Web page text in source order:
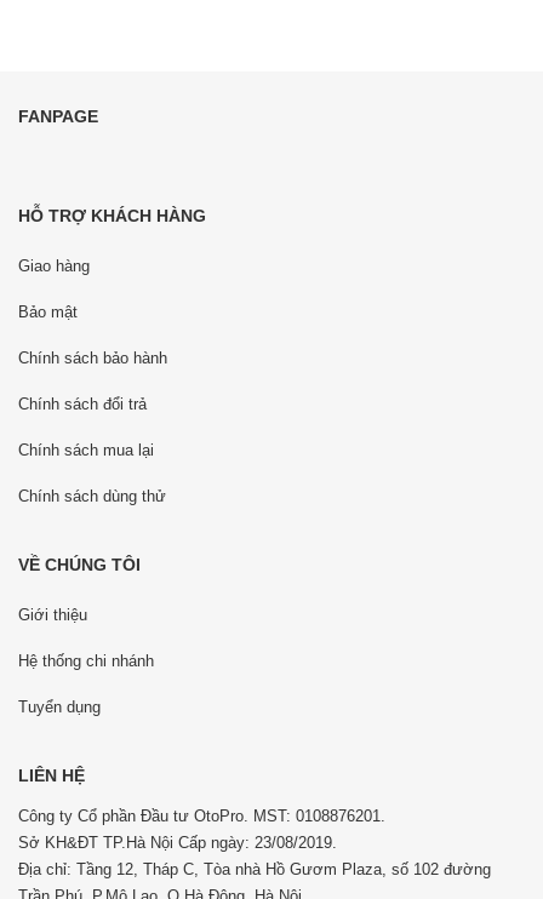
FANPAGE
HỖ TRỢ KHÁCH HÀNG
Giao hàng
Bảo mật
Chính sách bảo hành
Chính sách đổi trả
Chính sách mua lại
Chính sách dùng thử
VỀ CHÚNG TÔI
Giới thiệu
Hệ thống chi nhánh
Tuyển dụng
LIÊN HỆ
Công ty Cổ phần Đầu tư OtoPro. MST: 0108876201.
Sở KH&ĐT TP.Hà Nội Cấp ngày: 23/08/2019.
Địa chỉ: Tầng 12, Tháp C, Tòa nhà Hồ Gươm Plaza, số 102 đường